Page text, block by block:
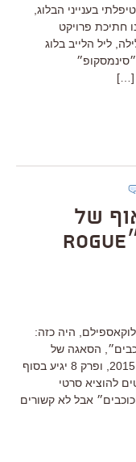
בענייני הבלוג,
חתיכת פרויקט
ליל הלייב בלוג
זה יהיה הלייב בלוג ה-12 של ״סינמסקופ״
[…]
של
״מלחמת הכוכבים״, ״Rogue
היה כזה:
הסאגה של
שושלת סקייווקר. ״הכוח מתעורר״ היה בסוף 2015, ופרק 8 יגיע בסוף
שבין הסרטים להוציא סרטי
אבל לא קשורים